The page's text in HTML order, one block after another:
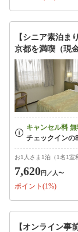
【シニア素泊ま
京都を満喫（現
お1人さま1泊（1名1室
7,620円 ／人〜
ポイント(1%)
【オンライン事